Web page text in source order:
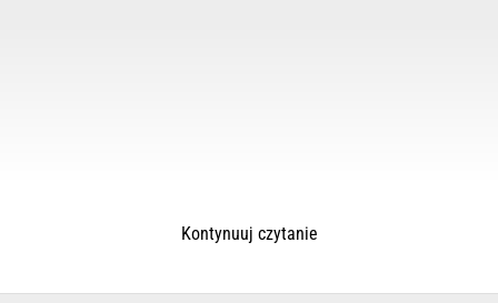
Kontynuuj czytanie